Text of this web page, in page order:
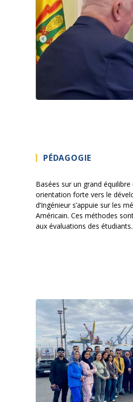
PÉDAGOGIE
Basées sur un grand
orientation forte vers le
d’Ingénieur s’appuie sur les
Américain. Ces méthodes
aux évaluations des